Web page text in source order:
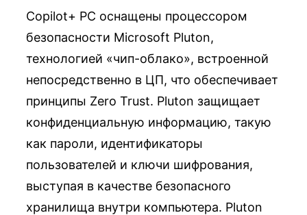
Copilot+ PC оснащены процессором
безопасности Microsoft Pluton,
технологией «чип-облако», встроенной
непосредственно в ЦП, что обеспечивает
принципы Zero Trust. Pluton защищает
конфиденциальную информацию, такую ​​
как пароли, идентификаторы
пользователей и ключи шифрования,
выступая в качестве безопасного
хранилища внутри компьютера. Pluton